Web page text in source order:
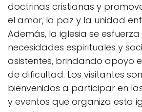
doctrinas cristianas y
el amor, la paz y la unidad
Además, la iglesia se
necesidades espirituales y
asistentes, brindando apoyo
de dificultad. Los visitantes
bienvenidos a participar en
y eventos que organiza esta